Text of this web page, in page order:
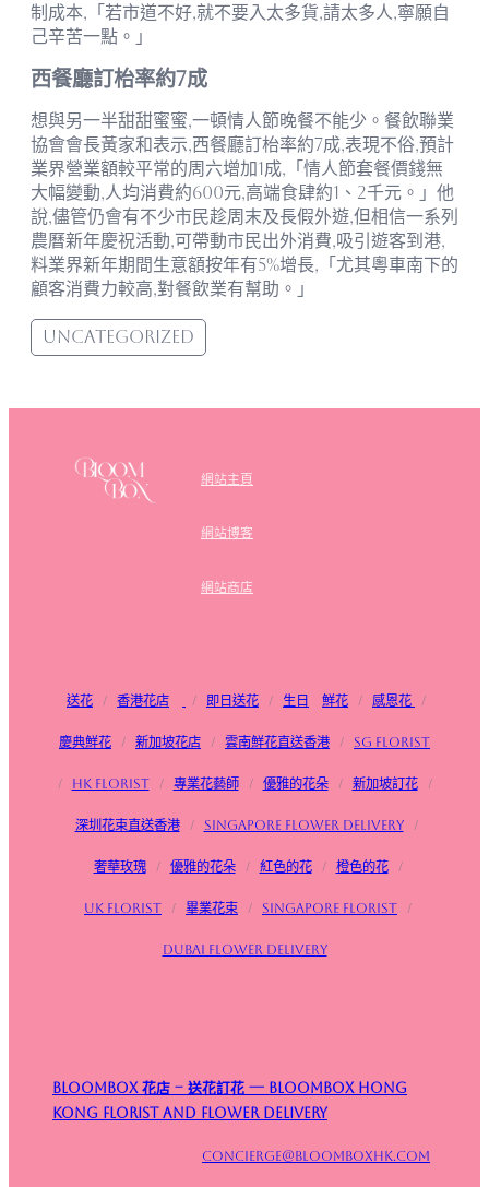
制成本,「若市道不好,就不要入太多貨,請太多人,寧願自
己辛苦一點。」
西餐廳訂枱率約7成
想與另一半甜甜蜜蜜,一頓情人節晚餐不能少。餐飲聯業
協會會長黃家和表示,西餐廳訂枱率約7成,表現不俗,預計
業界營業額較平常的周六增加1成,「情人節套餐價錢無
大幅變動,人均消費約600元,高端食肆約1、2千元。」他
說,儘管仍會有不少市民趁周末及長假外遊,但相信一系列
農曆新年慶祝活動,可帶動市民出外消費,吸引遊客到港,
料業界新年期間生意額按年有5%增長,「尤其粵車南下的
顧客消費力較高,對餐飲業有幫助。」
Uncategorized
網站主頁
網站博客
網站商店
送花 / 香港花店 / 即日送花 / 生日 鮮花 / 感恩花 /
慶典鮮花 / 新加坡花店 / 雲南鮮花直送香港 / SG FLorist
/ HK Florist / 專業花藝師 / 優雅的花朵 / 新加坡訂花 /
深圳花束直送香港 / Singapore flower delivery /
奢華玫瑰 / 優雅的花朵 / 紅色的花 / 橙色的花 /
UK Florist / 畢業花束 / Singapore Florist /
Dubai Flower Delivery
Bloombox 花店 – 送花訂花 — Bloombox Hong
Kong Florist and Flower Delivery
concierge@bloomboxhk.com